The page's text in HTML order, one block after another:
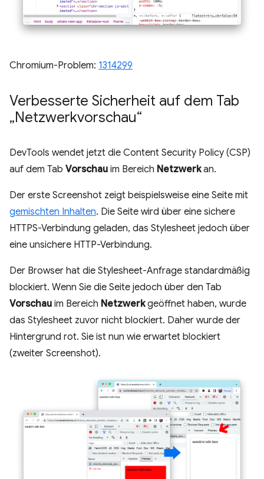
Chromium-Problem: 1314299
Verbesserte Sicherheit auf dem Tab
„Netzwerkvorschau“
DevTools wendet jetzt die Content Security Policy (CSP)
auf dem Tab Vorschau im Bereich Netzwerkan.
Der erste Screenshot zeigt beispielsweise eine Seite mit
gemischten Inhalten. Die Seite wird über eine sichere
HTTPS-Verbindung geladen, das Stylesheet jedoch über
eine unsichere HTTP-Verbindung.
Der Browser hat die Stylesheet-Anfrage standardmäßig
blockiert. Wenn Sie die Seite jedoch über den Tab
Vorschau im Bereich Netzwerkgeöffnet haben, wurde
das Stylesheet zuvor nicht blockiert. Daher wurde der
Hintergrund rot. Sie ist nun wie erwartet blockiert
(zweiter Screenshot).